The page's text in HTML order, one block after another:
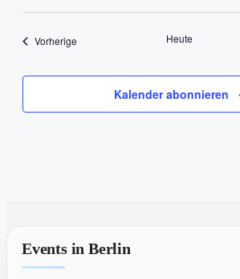
VorherigeVeranstaltungen Heute
Kalender abonnieren
Events in Berlin